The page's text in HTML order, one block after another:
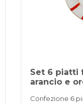
Set 6 piatti
arancio e
Confezione 6